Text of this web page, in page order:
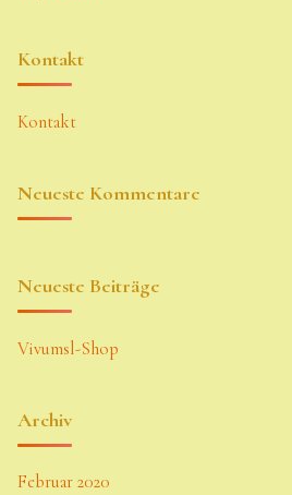
Kontakt
Kontakt
Neueste Kommentare
Neueste Beiträge
Vivumsl-Shop
Archiv
Februar 2020